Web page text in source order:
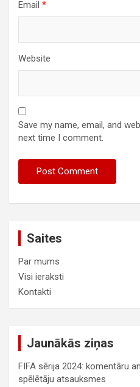
Email *
Website
Save my name, email, and
next time I comment.
Saites
Par mums
Visi ieraksti
Kontakti
Jaunākās ziņas
FIFA sērija 2024: komentāru
spēlētāju atsauksmes